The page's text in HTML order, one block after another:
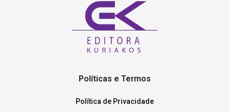
Políticas e Termos
Política de Privacidade